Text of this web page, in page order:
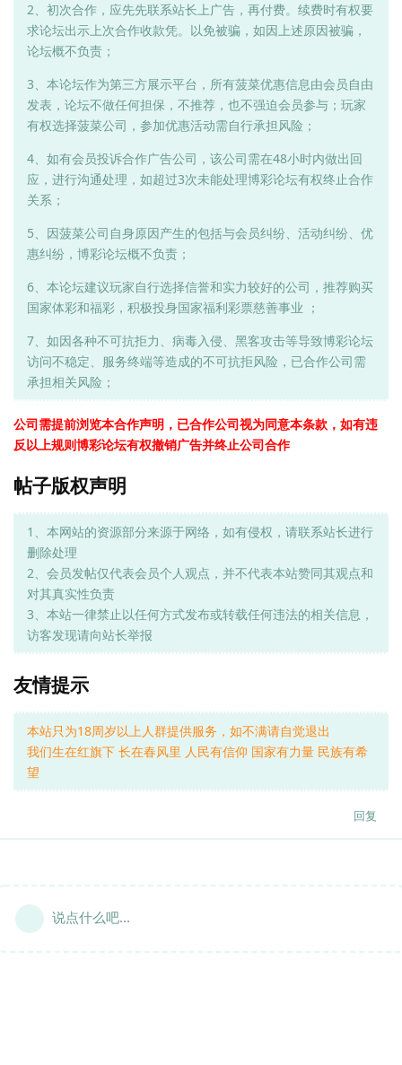
2、初次合作，应先先联系站长上广告，再付费。续费时有权要
求论坛出示上次合作收款凭。以免被骗，如因上述原因被骗，
论坛概不负责；
3、本论坛作为第三方展示平台，所有菠菜优惠信息由会员自由
发表，论坛不做任何担保，不推荐，也不强迫会员参与；玩家
有权选择菠菜公司，参加优惠活动需自行承担风险；
4、如有会员投诉合作广告公司，该公司需在48小时内做出回
应，进行沟通处理，如超过3次未能处理博彩论坛有权终止合作
关系；
5、因菠菜公司自身原因产生的包括与会员纠纷、活动纠纷、优
惠纠纷，博彩论坛概不负责；
6、本论坛建议玩家自行选择信誉和实力较好的公司，推荐购买
国家体彩和福彩，积极投身国家福利彩票慈善事业 ；
7、如因各种不可抗拒力、病毒入侵、黑客攻击等导致博彩论坛
访问不稳定、服务终端等造成的不可抗拒风险，已合作公司需
承担相关风险；
公司需提前浏览本合作声明，已合作公司视为同意本条款，如有违
反以上规则博彩论坛有权撤销广告并终止公司合作
帖子版权声明
1、本网站的资源部分来源于网络，如有侵权，请联系站长进行
删除处理
2、会员发帖仅代表会员个人观点，并不代表本站赞同其观点和
对其真实性负责
3、本站一律禁止以任何方式发布或转载任何违法的相关信息，
访客发现请向站长举报
友情提示
本站只为18周岁以上人群提供服务，如不满请自觉退出
我们生在红旗下 长在春风里 人民有信仰 国家有力量 民族有希
望
回复
说点什么吧...